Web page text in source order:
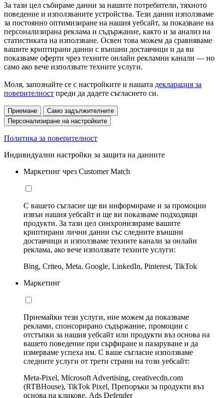
За тази цел събираме данни за нашите потребители, тяхното
поведение и използваните устройства. Тези данни използваме
за постоянно оптимизиране на нашия уебсайт, за показване на
персонализирана реклама и съдържание, както и за анализ на
статистиката на използване. Освен това можем да сравняваме
вашите криптирани данни с външни доставчици и да ви
показваме оферти чрез техните онлайн рекламни канали — но
само ако вече използвате техните услуги.
Моля, запознайте се с настройките и нашата декларация за
поверителност преди да дадете съгласието си.
Приемане
Само задължителните
Персонализиране на настройките
Политика за поверителност
Индивидуални настройки за защита на данните
Маркетинг чрез Customer Match
С вашето съгласие ще ви информираме и за промоции
извън нашия уебсайт и ще ви показваме подходящи
продукти. За тази цел синхронизираме вашите
криптирани лични данни със следните външни
доставчици и използваме техните канали за онлайн
реклама, ако вече използвате техните услуги:
Bing, Criteo, Meta, Google, LinkedIn, Pinterest, TikTok
Маркетинг
Приемайки тези услуги, ние можем да показваме
реклами, спонсорирано съдържание, промоции с
отстъпки за нашия уебсайт или продукти въз основа на
вашето поведение при сърфиране и пазаруване и да
измерваме успеха им. С ваше съгласие използваме
следните услуги от трети страни на този уебсайт:
Meta-Pixel, Microsoft Advertising, creativecdn.com
(RTBHouse), TikTok Pixel, Препоръки за продукти въз
основа на кликове, Ads Defender